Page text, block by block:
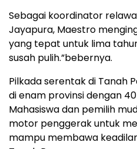
Sebagai koordinator
Jayapura, Maestro
yang tepat untuk lima
susah pulih.”bebernya.
Pilkada serentak di Tanah
di enam provinsi dengan
Mahasiswa dan pemilih
motor penggerak untuk
mampu membawa